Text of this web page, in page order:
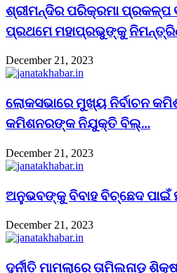
ଶ୍ରୀମନ୍ଦିର ପରିକ୍ରମା ପ୍ରକଳ୍ପ
ପ୍ରଥମେ ମହାପ୍ରଭୁଙ୍କୁ
December 21, 2023
ଲୋକସଭାରେ ମୁଖ୍ୟ ନିର୍ବାଚନ
କମିଶନରଙ୍କ ନିଯୁକ୍ତି ବିଲ୍…
December 21, 2023
ଅନୁଭବଙ୍କୁ ବିବାହ ବିଚ୍ଛେଦ ପାଇଁ
December 21, 2023
ଦୁର୍ନୀତି ମାମଲାରେ ତାମିଲନାଡୁ